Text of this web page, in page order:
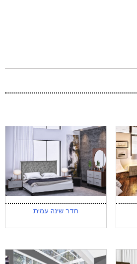
חדר שינה עמית